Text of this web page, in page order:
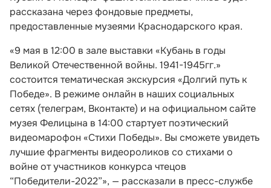
рассказана через фондовые предметы,
предоставленные музеями Краснодарского края.
«9 мая в 12:00 в зале выставки «Кубань в годы
Великой Отечественной войны. 1941-1945гг.»
состоится тематическая экскурсия «Долгий путь к
Победе». В режиме онлайн в наших социальных
сетях (телеграм, Вконтакте) и на официальном сайте
музея Фелицына в 14:00 стартует поэтический
видеомарофон «Стихи Победы». Вы сможете увидеть
лучшие фрагменты видеороликов со стихами о
войне от участников конкурса чтецов
“Победители-2022”», — рассказали в пресс-службе